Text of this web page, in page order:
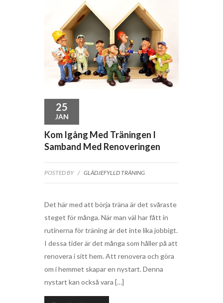
25
JAN
Kom Igång Med Träningen I
Samband Med Renoveringen
POSTED BY / GLÄDJEFYLLD TRÄNING
Det här med att börja träna är det svåraste
steget för många. När man väl har fått in
rutinerna för träning är det inte lika jobbigt.
I dessa tider är det många som håller på att
renovera i sitt hem. Att renovera och göra
om i hemmet skapar en nystart. Denna
nystart kan också vara […]